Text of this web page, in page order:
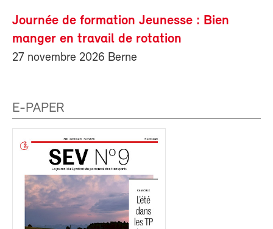
Journée de formation Jeunesse : Bien
manger en travail de rotation
27 novembre 2026 Berne
E-PAPER